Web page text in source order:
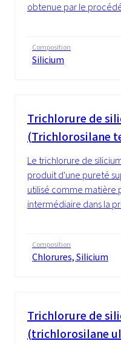
obtenue par le
Composition
Silicium
Trichlorure de
(Trichlorosilane
Le trichlorure de
produit d'une pureté
utilisé comme matière
intermédiaire dans la
Composition
Chlorures, Silicium
Trichlorure de
(trichlorosilane